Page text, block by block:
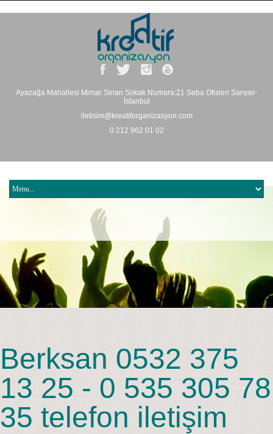
Ayazağa Mahallesi Mimar Sinan Sokak Numara:21 Seba Ofisleri Sarıyer-
İstanbul
iletisim@kreatiforganizasyon.com
0 212 962 01 02
Berksan 0532 375
13 25 - 0 535 305 78
35 telefon iletişim